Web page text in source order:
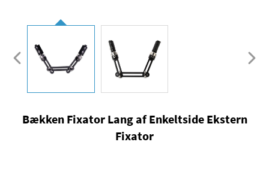
Bækken Fixator Lang af Enkeltside Ekstern
Fixator